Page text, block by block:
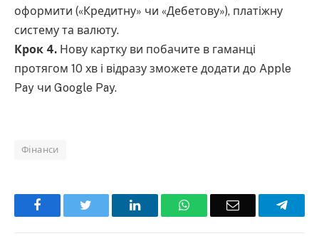
оформити («Кредитну» чи «Дебетову»), платіжну
систему та валюту.
Крок 4. Нову картку ви побачите в гаманці
протягом 10 хв і відразу зможете додати до Apple
Pay чи Google Pay.
Фінанси
Facebook LinkedInWhatsAppEmail